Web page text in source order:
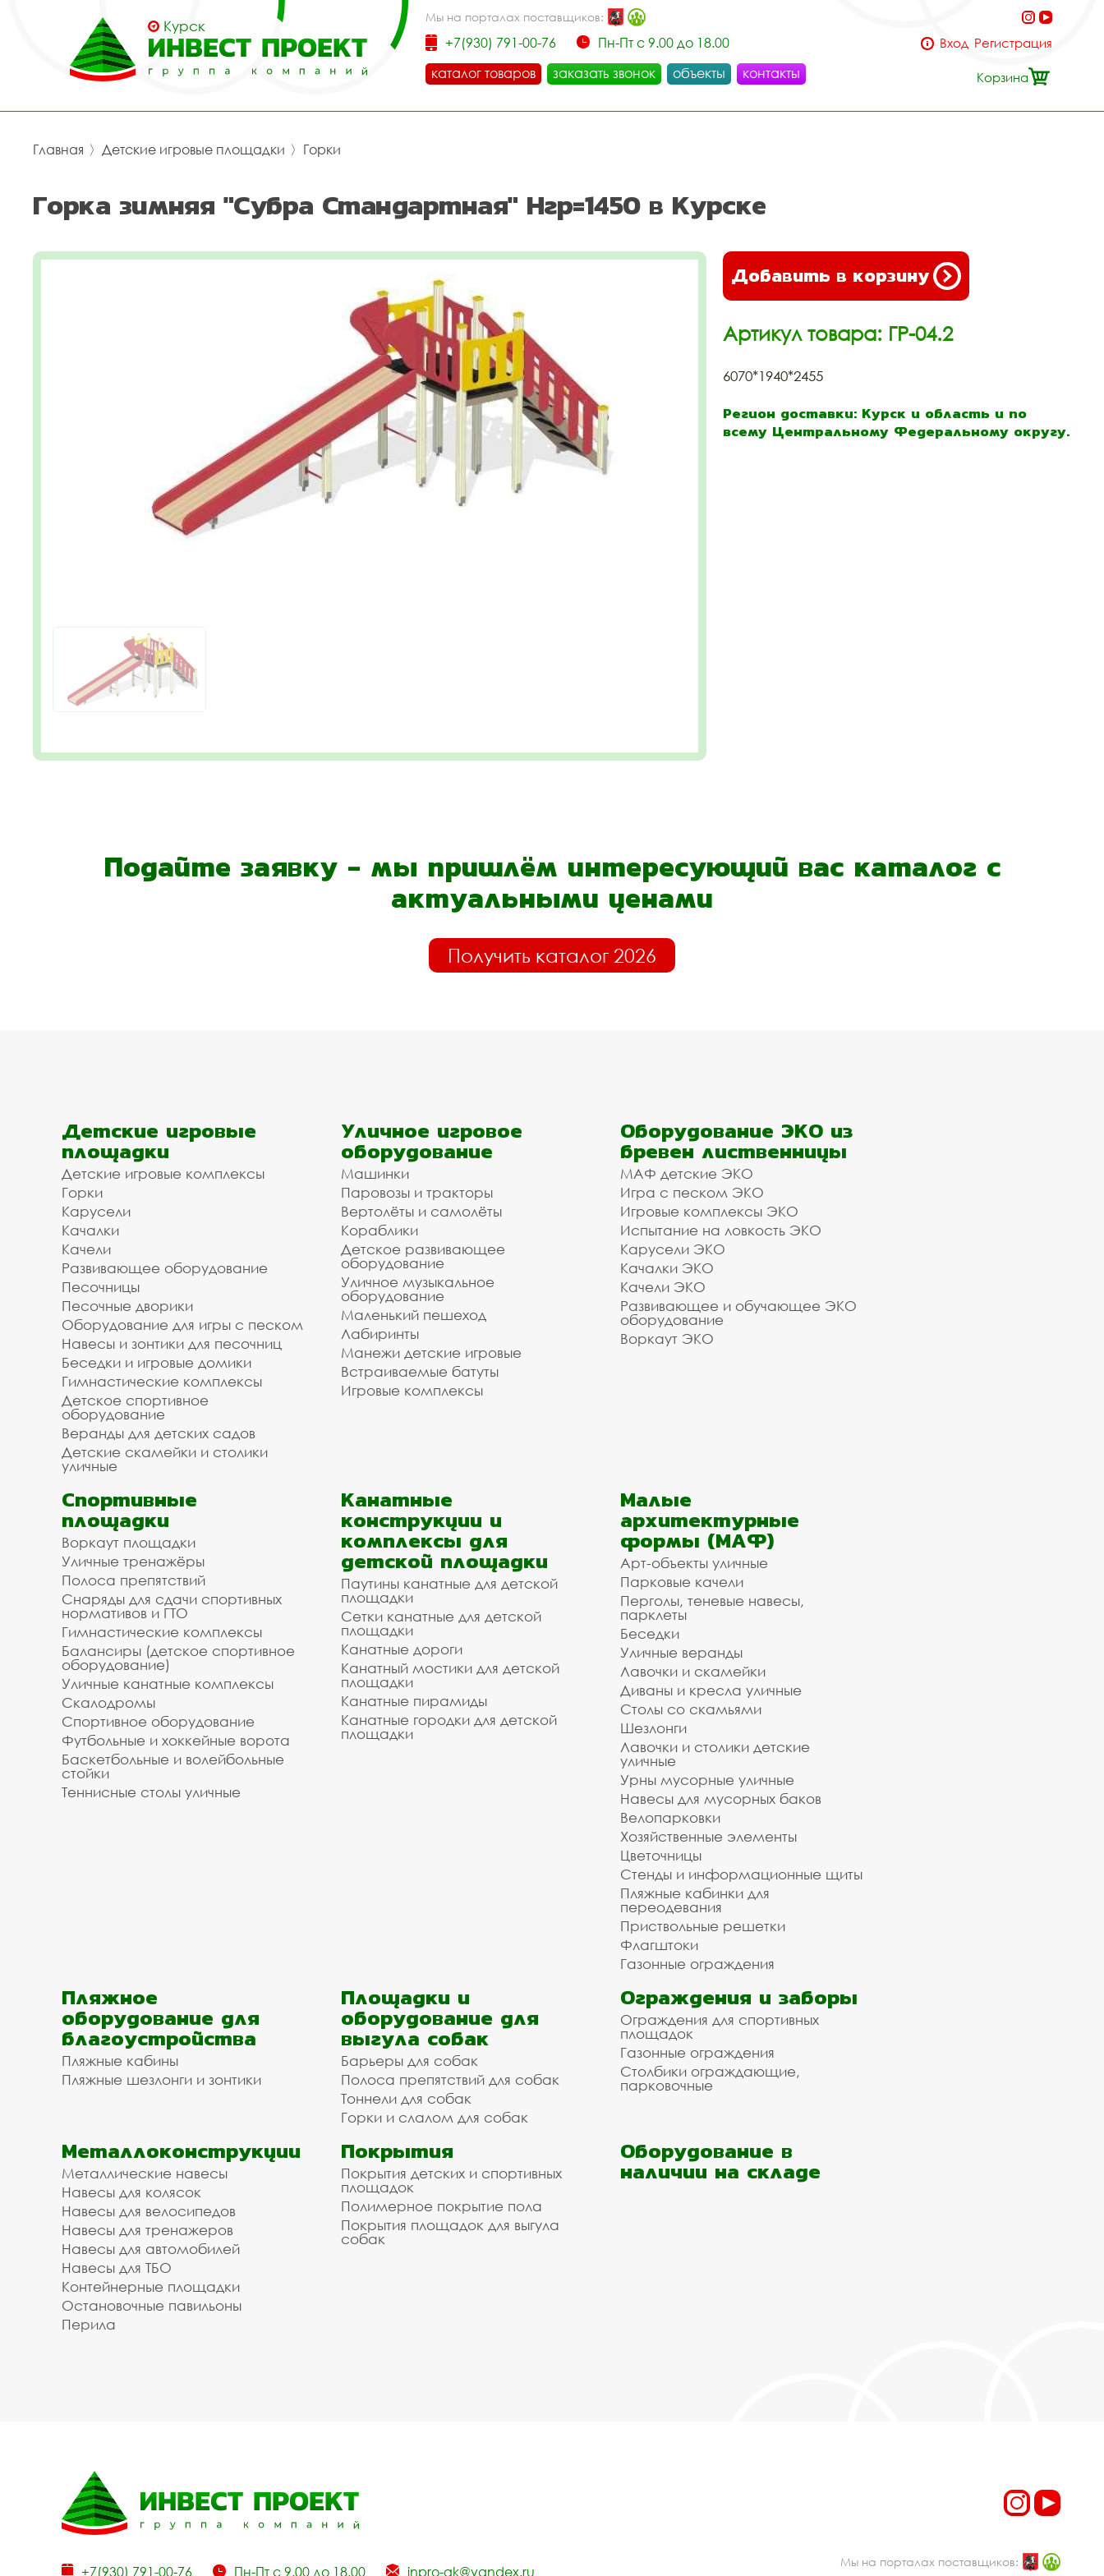
Курск
Мы на порталах поставщиков:
+7(930) 791-00-76
Пн-Пт с 9.00 до 18.00
каталог товаров
заказать звонок объекты контакты
Вход Регистрация
Корзина
Главная 〉 Детские игровые площадки 〉 Горки
Горка зимняя "Субра Стандартная" Нгр=1450 в Курске
Добавить в корзину
Артикул товара: ГР-04.2
6070*1940*2455
Регион доставки: Курск и область и по
всему Центральному Федеральному округу.
Подайте заявку - мы пришлём интересующий вас каталог с
актуальными ценами
Получить каталог 2026
Детские игровые
площадки
Детские игровые комплексы
Горки
Карусели
Качалки
Качели
Развивающее оборудование
Песочницы
Песочные дворики
Оборудование для игры с песком
Навесы и зонтики для песочниц
Беседки и игровые домики
Гимнастические комплексы
Детское спортивное
оборудование
Веранды для детских садов
Детские скамейки и столики
уличные
Уличное игровое
оборудование
Машинки
Паровозы и тракторы
Вертолёты и самолёты
Кораблики
Детское развивающее
оборудование
Уличное музыкальное
оборудование
Маленький пешеход
Лабиринты
Манежи детские игровые
Встраиваемые батуты
Игровые комплексы
Оборудование ЭКО из
бревен лиственницы
МАФ детские ЭКО
Игра с песком ЭКО
Игровые комплексы ЭКО
Испытание на ловкость ЭКО
Карусели ЭКО
Качалки ЭКО
Качели ЭКО
Развивающее и обучающее ЭКО
оборудование
Воркаут ЭКО
Спортивные
площадки
Воркаут площадки
Уличные тренажёры
Полоса препятствий
Снаряды для сдачи спортивных
нормативов и ГТО
Гимнастические комплексы
Балансиры (детское спортивное
оборудование)
Уличные канатные комплексы
Скалодромы
Спортивное оборудование
Футбольные и хоккейные ворота
Баскетбольные и волейбольные
стойки
Теннисные столы уличные
Канатные
конструкции и
комплексы для
детской площадки
Паутины канатные для детской
площадки
Сетки канатные для детской
площадки
Канатные дороги
Канатный мостики для детской
площадки
Канатные пирамиды
Канатные городки для детской
площадки
Малые
архитектурные
формы (МАФ)
Арт-объекты уличные
Парковые качели
Перголы, теневые навесы,
парклеты
Беседки
Уличные веранды
Лавочки и скамейки
Диваны и кресла уличные
Столы со скамьями
Шезлонги
Лавочки и столики детские
уличные
Урны мусорные уличные
Навесы для мусорных баков
Велопарковки
Хозяйственные элементы
Цветочницы
Стенды и информационные щиты
Пляжные кабинки для
переодевания
Приствольные решетки
Флагштоки
Газонные ограждения
Пляжное
оборудование для
благоустройства
Пляжные кабины
Пляжные шезлонги и зонтики
Площадки и
оборудование для
выгула собак
Барьеры для собак
Полоса препятствий для собак
Тоннели для собак
Горки и слалом для собак
Ограждения и заборы
Ограждения для спортивных
площадок
Газонные ограждения
Столбики ограждающие,
парковочные
Металлоконструкции
Металлические навесы
Навесы для колясок
Навесы для велосипедов
Навесы для тренажеров
Навесы для автомобилей
Навесы для ТБО
Контейнерные площадки
Остановочные павильоны
Перила
Покрытия
Покрытия детских и спортивных
площадок
Полимерное покрытие пола
Покрытия площадок для выгула
собак
Оборудование в
наличии на складе
+7(930) 791-00-76 Пн-Пт с 9.00 до 18.00 inpro-gk@yandex.ru
Мы на порталах поставщиков: